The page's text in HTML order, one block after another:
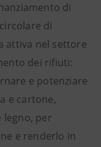
di
di
attiva nel settore
dei rifiuti:
e potenziare
e cartone,
per
e renderlo in